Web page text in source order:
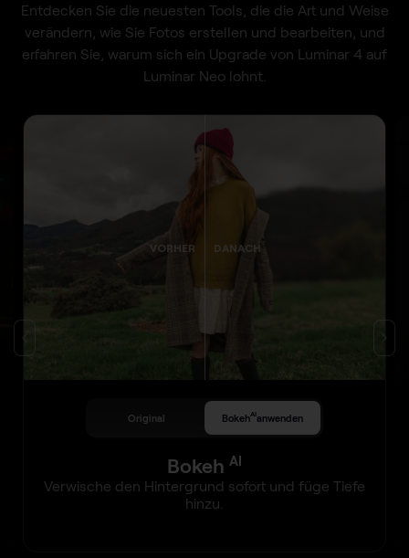
Entdecken Sie die neuesten Tools, die die Art und Weise
verändern, wie Sie Fotos erstellen und bearbeiten, und
erfahren Sie, warum sich ein Upgrade von Luminar 4 auf
Luminar Neo lohnt.
Bokeh AI
Verwische den Hintergrund sofort und füge Tiefe
hinzu.
Original BokehAIanwenden
VORHER DANACH